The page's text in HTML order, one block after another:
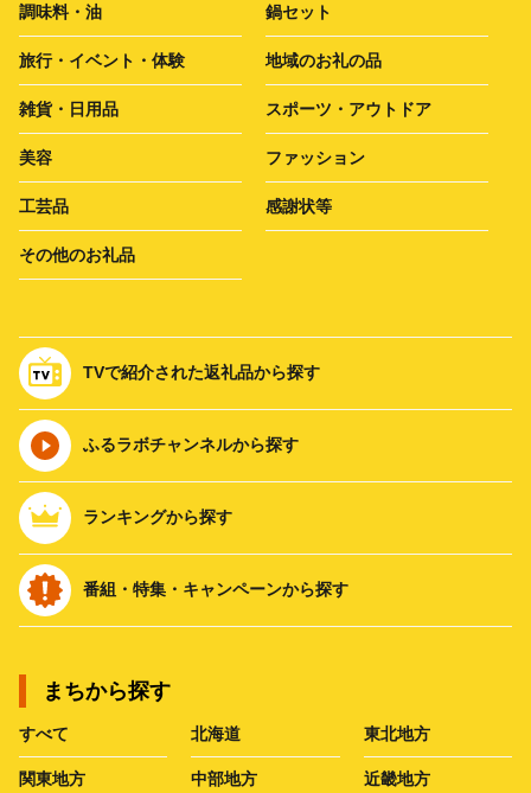
調味料・油 鍋セット
旅行・イベント・体験 地域のお礼の品
雑貨・日用品 スポーツ・アウトドア
美容 ファッション
工芸品 感謝状等
その他のお礼品
TVで紹介された返礼品から探す
ふるラボチャンネルから探す
ランキングから探す
番組・特集・キャンペーンから探す
まちから探す
すべて 北海道 東北地方
関東地方 中部地方 近畿地方